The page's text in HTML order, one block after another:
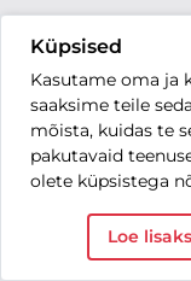
Küpsised
Kasutame oma ja
saaksime teile
mõista, kuidas te
pakutavaid
olete küpsistega
Loe lisaks